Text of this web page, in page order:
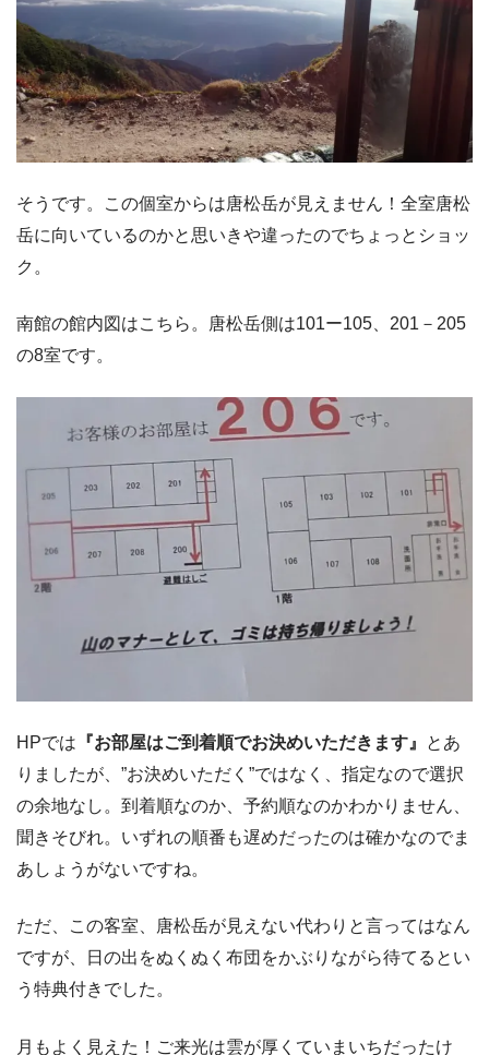
そうです。この個室からは唐松岳が見えません！全室唐松
岳に向いているのかと思いきや違ったのでちょっとショッ
ク。
南館の館内図はこちら。唐松岳側は101ー105、201－205
の8室です。
HPでは 『お部屋はご到着順でお決めいただきます』
とあ
りましたが、”お決めいただく”ではなく、指定なので選択
の余地なし。到着順なのか、予約順なのかわかりません、
聞きそびれ。いずれの順番も遅めだったのは確かなのでま
あしょうがないですね。
ただ、この客室、唐松岳が見えない代わりと言ってはなん
ですが、日の出をぬくぬく布団をかぶりながら待てるとい
う特典付きでした。
月もよく見えた！ご来光は雲が厚くていまいちだったけ